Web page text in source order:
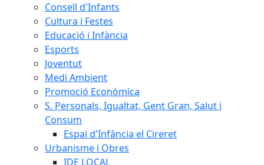
Consell d'Infants
Cultura i Festes
Educació i Infància
Esports
Joventut
Medi Ambient
Promoció Econòmica
S. Personals, Igualtat, Gent Gran, Salut i
Consum
Espai d'Infància el Cireret
Urbanisme i Obres
IDE LOCAL